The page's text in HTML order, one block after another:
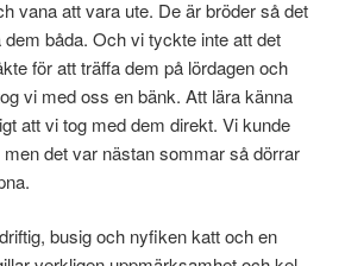
vana att vara ute. De är bröder så det
båda. Och vi tyckte inte att det
för att träffa dem på lördagen och
vi med oss ​​en bänk. Att lära känna
att vi tog med dem direkt. Vi kunde
men det var nästan sommar så dörrar
busig och nyfiken katt och en